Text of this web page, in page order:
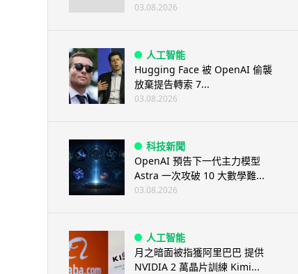
03.08.2026
人工智能
Hugging Face 被 OpenAI 偷襲
放棄提告轉索 7...
03.08.2026
科技新聞
OpenAI 預告下一代主力模型
Astra 一次攻破 10 大數學難...
03.08.2026
人工智能
月之暗面被指獲阿里巴巴 提供
NVIDIA 2 萬晶片訓練 Kimi...